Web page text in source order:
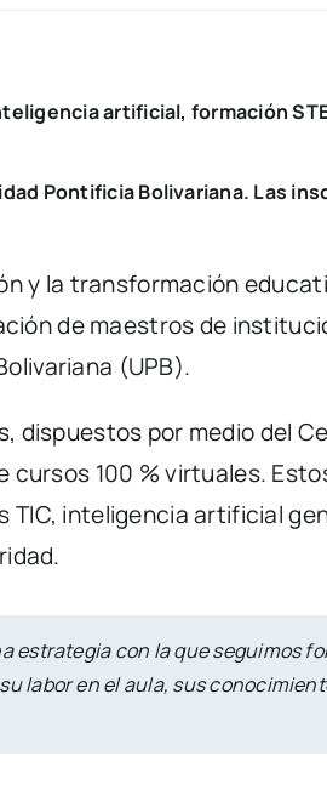
artificial, formación
Pontificia Bolivariana. Las
y la transformación
de maestros de
(UPB).
por medio del
100 % virtuales.
TIC, inteligencia artificial
estrategia con la que seguimos
labor en el aula, sus